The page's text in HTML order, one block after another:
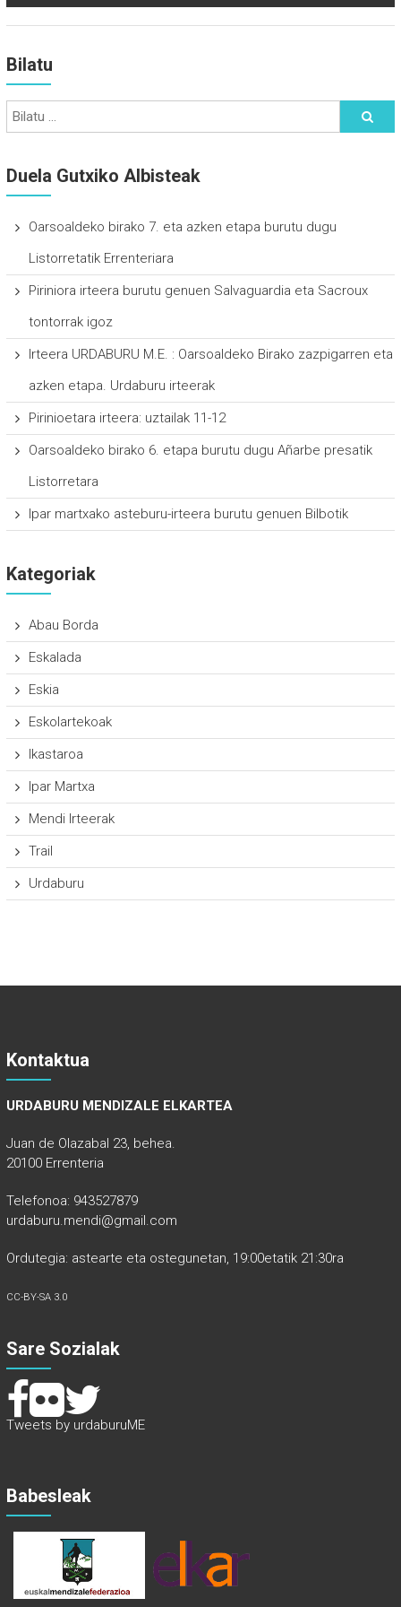
Bilatu
Duela Gutxiko Albisteak
Oarsoaldeko birako 7. eta azken etapa burutu dugu
Listorretatik Errenteriara
Piriniora irteera burutu genuen Salvaguardia eta Sacroux
tontorrak igoz
Irteera URDABURU M.E. : Oarsoaldeko Birako zazpigarren eta
azken etapa. Urdaburu irteerak
Pirinioetara irteera: uztailak 11-12
Oarsoaldeko birako 6. etapa burutu dugu Añarbe presatik
Listorretara
Ipar martxako asteburu-irteera burutu genuen Bilbotik
Kategoriak
Abau Borda
Eskalada
Eskia
Eskolartekoak
Ikastaroa
Ipar Martxa
Mendi Irteerak
Trail
Urdaburu
Kontaktua
URDABURU MENDIZALE ELKARTEA
Juan de Olazabal 23, behea.
20100 Errenteria
Telefonoa: 943527879
urdaburu.mendi@gmail.com
Ordutegia: astearte eta ostegunetan, 19:00etatik 21:30ra
CC-BY-SA 3.0
Sare Sozialak
Tweets by urdaburuME
Babesleak